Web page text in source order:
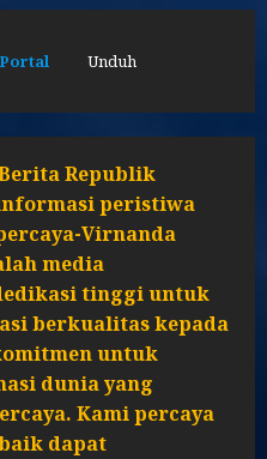
Unduh
Republik
peristiwa
Virnanda
media
tinggi untuk
berkualitas kepada
untuk
dunia yang
Kami percaya
dapat